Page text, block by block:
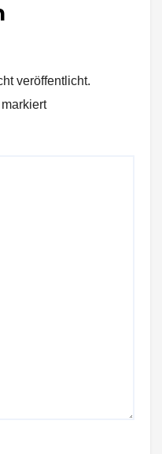
veröffentlicht.
markiert